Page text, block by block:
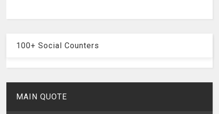
100+ Social Counters
MAIN QUOTE